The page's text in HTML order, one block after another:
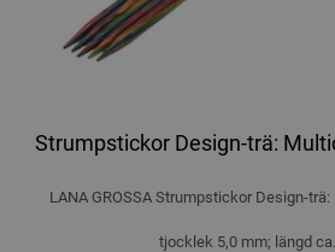
Strumpstickor Design-trä:
LANA GROSSA Strumpstickor Design-
tjocklek 5,0 mm; längd